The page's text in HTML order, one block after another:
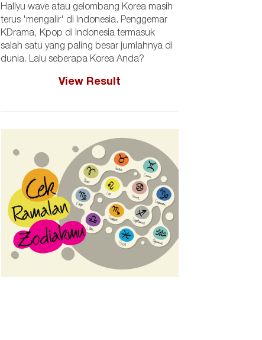
Hallyu wave atau gelombang Korea masih
terus 'mengalir' di Indonesia. Penggemar
KDrama, Kpop di Indonesia termasuk
salah satu yang paling besar jumlahnya di
dunia. Lalu seberapa Korea Anda?
View Result